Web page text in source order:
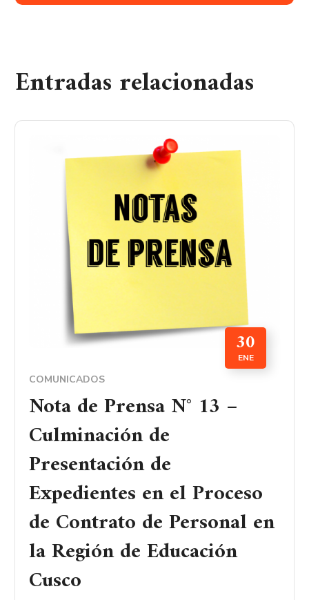
Entradas relacionadas
30
ENE
COMUNICADOS
Nota de Prensa N° 13 –
Culminación de
Presentación de
Expedientes en el Proceso
de Contrato de Personal en
la Región de Educación
Cusco